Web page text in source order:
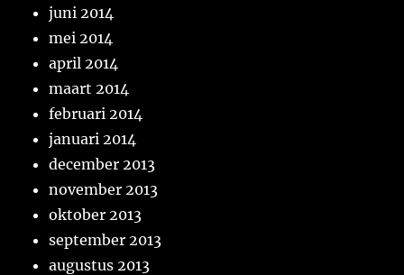
juni 2014
mei 2014
april 2014
maart 2014
februari 2014
januari 2014
december 2013
november 2013
oktober 2013
september 2013
augustus 2013